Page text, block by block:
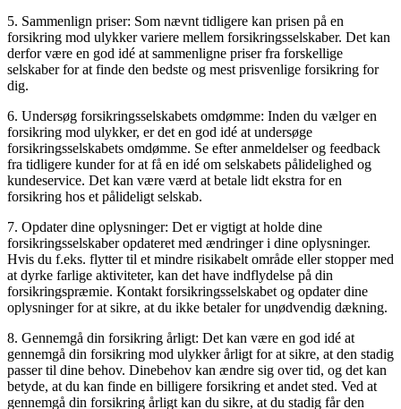
5. Sammenlign priser: Som nævnt tidligere kan prisen på en
forsikring mod ulykker variere mellem forsikringsselskaber. Det kan
derfor være en god idé at sammenligne priser fra forskellige
selskaber for at finde den bedste og mest prisvenlige forsikring for
dig.
6. Undersøg forsikringsselskabets omdømme: Inden du vælger en
forsikring mod ulykker, er det en god idé at undersøge
forsikringsselskabets omdømme. Se efter anmeldelser og feedback
fra tidligere kunder for at få en idé om selskabets pålidelighed og
kundeservice. Det kan være værd at betale lidt ekstra for en
forsikring hos et pålideligt selskab.
7. Opdater dine oplysninger: Det er vigtigt at holde dine
forsikringsselskaber opdateret med ændringer i dine oplysninger.
Hvis du f.eks. flytter til et mindre risikabelt område eller stopper med
at dyrke farlige aktiviteter, kan det have indflydelse på din
forsikringspræmie. Kontakt forsikringsselskabet og opdater dine
oplysninger for at sikre, at du ikke betaler for unødvendig dækning.
8. Gennemgå din forsikring årligt: Det kan være en god idé at
gennemgå din forsikring mod ulykker årligt for at sikre, at den stadig
passer til dine behov. Dinebehov kan ændre sig over tid, og det kan
betyde, at du kan finde en billigere forsikring et andet sted. Ved at
gennemgå din forsikring årligt kan du sikre, at du stadig får den